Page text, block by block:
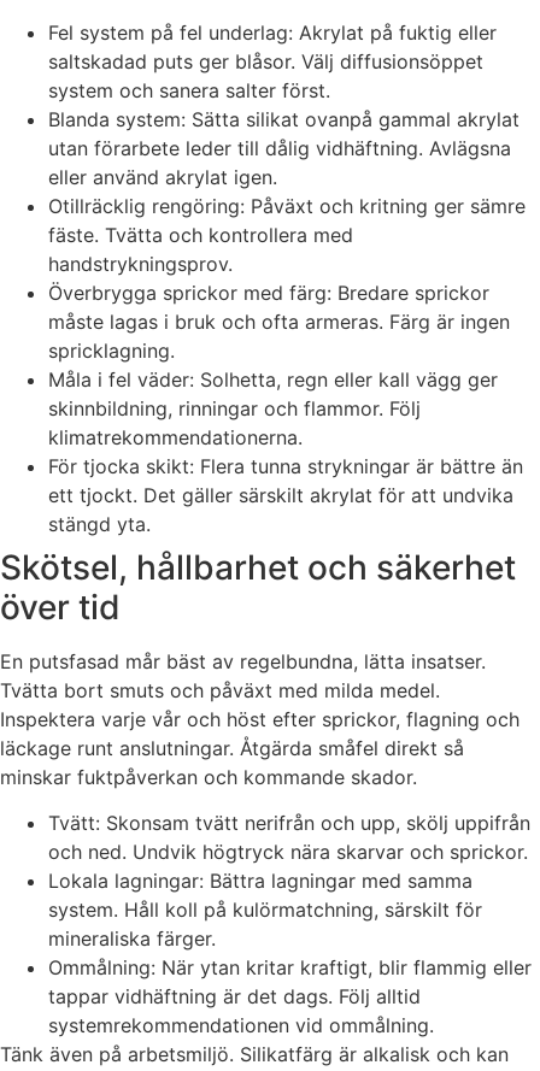
Fel system på fel underlag: Akrylat på fuktig eller
saltskadad puts ger blåsor. Välj diffusionsöppet
system och sanera salter först.
Blanda system: Sätta silikat ovanpå gammal akrylat
utan förarbete leder till dålig vidhäftning. Avlägsna
eller använd akrylat igen.
Otillräcklig rengöring: Påväxt och kritning ger sämre
fäste. Tvätta och kontrollera med
handstrykningsprov.
Överbrygga sprickor med färg: Bredare sprickor
måste lagas i bruk och ofta armeras. Färg är ingen
spricklagning.
Måla i fel väder: Solhetta, regn eller kall vägg ger
skinnbildning, rinningar och flammor. Följ
klimatrekommendationerna.
För tjocka skikt: Flera tunna strykningar är bättre än
ett tjockt. Det gäller särskilt akrylat för att undvika
stängd yta.
Skötsel, hållbarhet och säkerhet
över tid
En putsfasad mår bäst av regelbundna, lätta insatser.
Tvätta bort smuts och påväxt med milda medel.
Inspektera varje vår och höst efter sprickor, flagning och
läckage runt anslutningar. Åtgärda småfel direkt så
minskar fuktpåverkan och kommande skador.
Tvätt: Skonsam tvätt nerifrån och upp, skölj uppifrån
och ned. Undvik högtryck nära skarvar och sprickor.
Lokala lagningar: Bättra lagningar med samma
system. Håll koll på kulörmatchning, särskilt för
mineraliska färger.
Ommålning: När ytan kritar kraftigt, blir flammig eller
tappar vidhäftning är det dags. Följ alltid
systemrekommendationen vid ommålning.
Tänk även på arbetsmiljö. Silikatfärg är alkalisk och kan